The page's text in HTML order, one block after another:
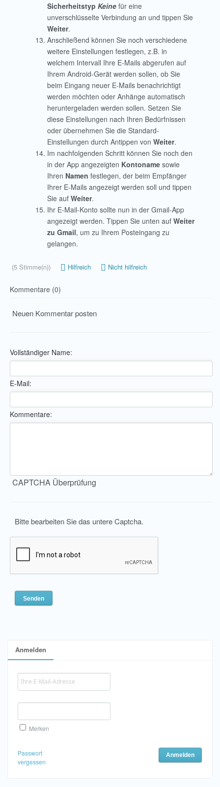
Anmelden
Merken
Passwort
vergessen
Sicherheitstyp Keine für eine
unverschlüsselte Verbindung an und tippen Sie
Weiter.
Anschließend können Sie noch verschiedene
weitere Einstellungen festlegen, z.B. in
welchem Intervall Ihre E-Mails abgerufen auf
Ihrem Android-Gerät werden sollen, ob Sie
beim Eingang neuer E-Mails benachrichtigt
werden möchten oder Anhänge automatisch
heruntergeladen werden sollen. Setzen Sie
diese Einstellungen nach Ihren Bedürfnissen
oder übernehmen Sie die Standard-
Einstellungen durch Antippen von Weiter.
Im nachfolgenden Schritt können Sie noch den
in der App angezeigten Kontoname sowie
Ihren Namen festlegen, der beim Empfänger
Ihrer E-Mails angezeigt werden soll und tippen
Sie auf Weiter.
Ihr E-Mail-Konto sollte nun in der Gmail-App
angezeigt werden. Tippen Sie unten auf Weiter
zu Gmail, um zu Ihrem Posteingang zu
gelangen.
(5 Stimme(n)) Hilfreich Nicht hilfreich
Kommentare (0)
Neuen Kommentar posten
Vollständiger Name:
E-Mail:
Kommentare:
CAPTCHA Überprüfung
Bitte bearbeiten Sie das untere Captcha.